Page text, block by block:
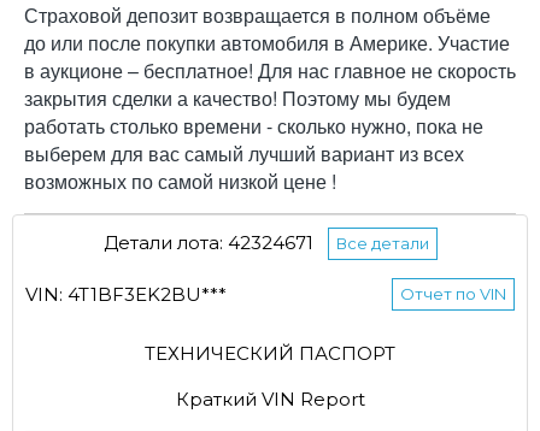
Страховой депозит возвращается в полном объёме
до или после покупки автомобиля в Америке. Участие
в аукционе – бесплатное! Для нас главное не скорость
закрытия сделки а качество! Поэтому мы будем
работать столько времени - сколько нужно, пока не
выберем для вас самый лучший вариант из всех
возможных по самой низкой цене !
Детали лота: 42324671 Все детали
VIN: 4T1BF3EK2BU*** Отчет по VIN
ТЕХНИЧЕСКИЙ ПАСПОРТ
Краткий VIN Report